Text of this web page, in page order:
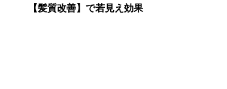
【髪質改善】で若見え効果